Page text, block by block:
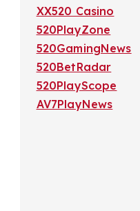
XX520 Casino
520PlayZone
520GamingNews
520BetRadar
520PlayScope
AV7PlayNews